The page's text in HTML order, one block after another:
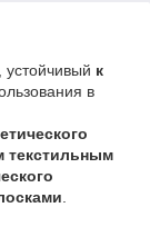
устойчивый к
в
текстильным